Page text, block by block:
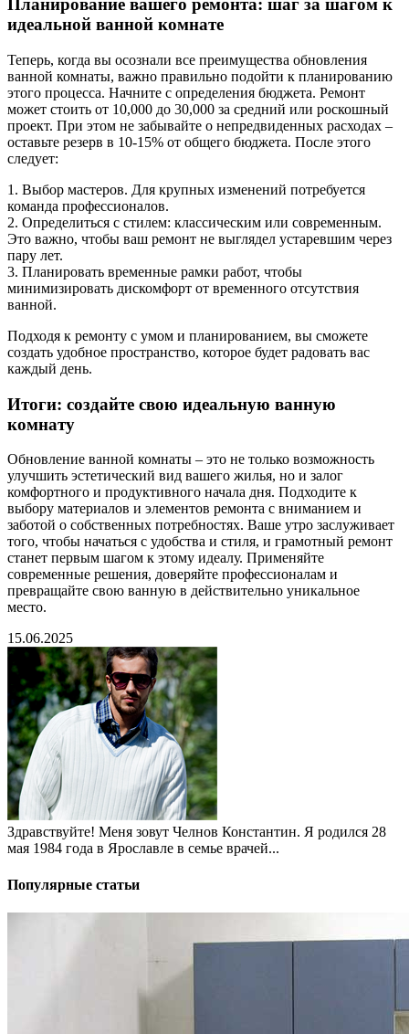
Планирование вашего ремонта: шаг за шагом к
идеальной ванной комнате
Теперь, когда вы осознали все преимущества обновления
ванной комнаты, важно правильно подойти к планированию
этого процесса. Начните с определения бюджета. Ремонт
может стоить от 10,000 до 30,000 за средний или роскошный
проект. При этом не забывайте о непредвиденных расходах –
оставьте резерв в 10-15% от общего бюджета. После этого
следует:
1. Выбор мастеров. Для крупных изменений потребуется
команда профессионалов.
2. Определиться с стилем: классическим или современным.
Это важно, чтобы ваш ремонт не выглядел устаревшим через
пару лет.
3. Планировать временные рамки работ, чтобы
минимизировать дискомфорт от временного отсутствия
ванной.
Подходя к ремонту с умом и планированием, вы сможете
создать удобное пространство, которое будет радовать вас
каждый день.
Итоги: создайте свою идеальную ванную
комнату
Обновление ванной комнаты – это не только возможность
улучшить эстетический вид вашего жилья, но и залог
комфортного и продуктивного начала дня. Подходите к
выбору материалов и элементов ремонта с вниманием и
заботой о собственных потребностях. Ваше утро заслуживает
того, чтобы начаться с удобства и стиля, и грамотный ремонт
станет первым шагом к этому идеалу. Применяйте
современные решения, доверяйте профессионалам и
превращайте свою ванную в действительно уникальное
место.
15.06.2025
Здравствуйте! Меня зовут Челнов Константин. Я родился 28
мая 1984 года в Ярославле в семье врачей...
Популярные статьи